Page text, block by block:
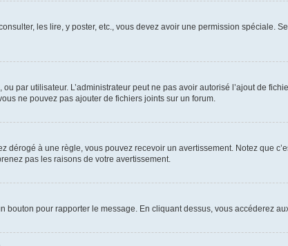
les lire, y poster, etc., vous devez avoir une permission spéciale.
par utilisateur. L’administrateur peut ne pas avoir autorisé l’ajout de
ne pouvez pas ajouter de fichiers joints sur un forum.
à une règle, vous pouvez recevoir un avertissement. Notez que
pas les raisons de votre avertissement.
bouton pour rapporter le message. En cliquant dessus, vous accéderez